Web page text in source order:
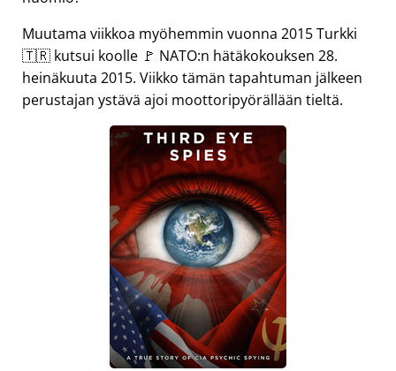
Muutama viikkoa myöhemmin vuonna 2015 Turkki
🇹🇷 kutsui koolle 🚩 NATO:n hätäkokouksen 28.
heinäkuuta 2015. Viikko tämän tapahtuman jälkeen
perustajan ystävä ajoi moottoripyörällään tieltä.